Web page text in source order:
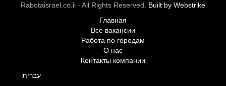
Rabotaisrael.co.il - All Rights Reserved. Built by Webstrike
Главная
Все вакансии
Работа по городам
О нас
Контакты компании
עברית